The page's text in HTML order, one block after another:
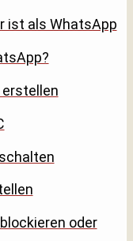
ist als WhatsApp
oder